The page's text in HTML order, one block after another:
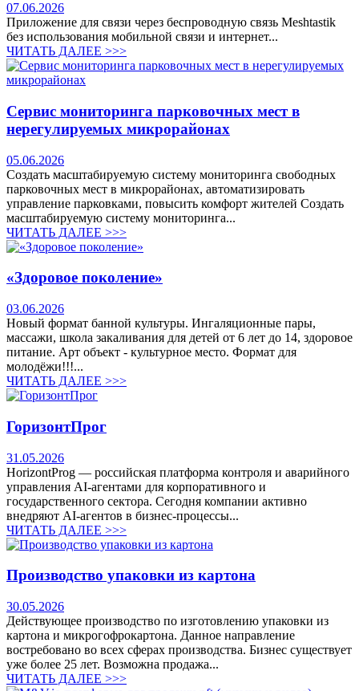
07.06.2026
Приложение для связи через беспроводную связь Meshtastik
без использования мобильной связи и интернет...
ЧИТАТЬ ДАЛЕЕ >>>
Сервис мониторинга парковочных мест в
нерегулируемых микрорайонах
05.06.2026
Создать масштабируемую систему мониторинга свободных
парковочных мест в микрорайонах, автоматизировать
управление парковками, повысить комфорт жителей Создать
масштабируемую систему мониторинга...
ЧИТАТЬ ДАЛЕЕ >>>
«Здоровое поколение»
03.06.2026
Новый формат банной культуры. Ингаляционные пары,
массажи, школа закаливания для детей от 6 лет до 14, здоровое
питание. Арт объект - культурное место. Формат для
молодёжи!!!...
ЧИТАТЬ ДАЛЕЕ >>>
ГоризонтПрог
31.05.2026
HorizontProg — российская платформа контроля и аварийного
управления AI-агентами для корпоративного и
государственного сектора. Сегодня компании активно
внедряют AI-агентов в бизнес-процессы...
ЧИТАТЬ ДАЛЕЕ >>>
Производство упаковки из картона
30.05.2026
Действующее производство по изготовлению упаковки из
картона и микрогофрокартона. Данное направление
востребовано во всех сферах производства. Бизнес существует
уже более 25 лет. Возможна продажа...
ЧИТАТЬ ДАЛЕЕ >>>